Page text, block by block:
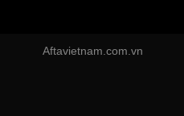
Aftavietnam.com.vn